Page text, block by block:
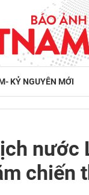
KỶ NGUYÊN MỚI
nước
chiến